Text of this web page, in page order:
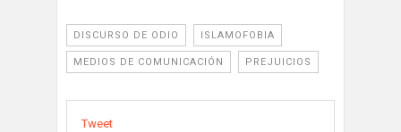
DISCURSO DE ODIO ISLAMOFOBIA
MEDIOS DE COMUNICACIÓN PREJUICIOS
Tweet